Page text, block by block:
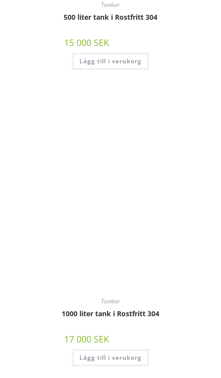
Tankar
500 liter tank i Rostfritt 304
15 000 SEK
Lägg till i varukorg
Tankar
1000 liter tank i Rostfritt 304
17 000 SEK
Lägg till i varukorg